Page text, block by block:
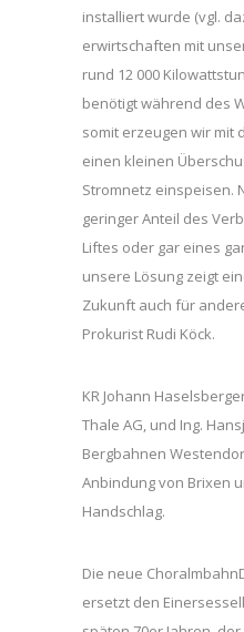
installiert wurde (vgl.
erwirtschaften mit
rund 12 000
benötigt während des
somit erzeugen wir mit
einen kleinen
Stromnetz einspeisen.
geringer Anteil des
Liftes oder gar eines
unsere Lösung zeigt
Zukunft auch für
Prokurist Rudi Köck.
KR Johann
Thale AG, und Ing.
Bergbahnen
Anbindung von Brixen
Handschlag.
Die neue
ersetzt den